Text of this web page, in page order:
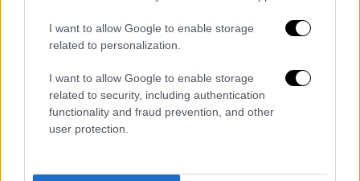
I want to allow Google to enable storage
related to personalization.
I want to allow Google to enable storage
related to security, including authentication
functionality and fraud prevention, and other
user protection.